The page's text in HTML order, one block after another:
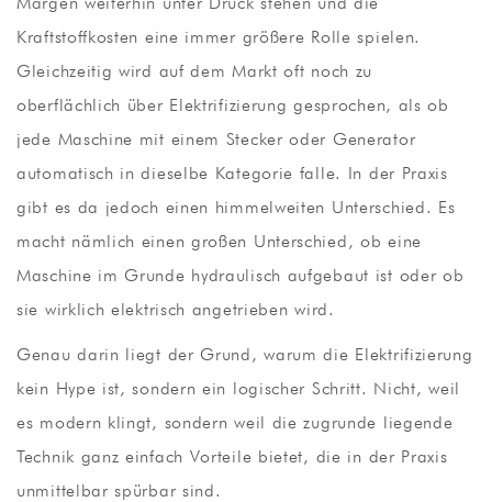
Kraftstoffkosten eine immer größere Rolle spielen.
Gleichzeitig wird auf dem Markt oft noch zu
oberflächlich über Elektrifizierung gesprochen, als ob
jede Maschine mit einem Stecker oder Generator
automatisch in dieselbe Kategorie falle. In der Praxis
gibt es da jedoch einen himmelweiten Unterschied. Es
macht nämlich einen großen Unterschied, ob eine
Maschine im Grunde hydraulisch aufgebaut ist oder ob
sie wirklich elektrisch angetrieben wird.
Genau darin liegt der Grund, warum die Elektrifizierung
kein Hype ist, sondern ein logischer Schritt. Nicht, weil
es modern klingt, sondern weil die zugrunde liegende
Technik ganz einfach Vorteile bietet, die in der Praxis
unmittelbar spürbar sind.